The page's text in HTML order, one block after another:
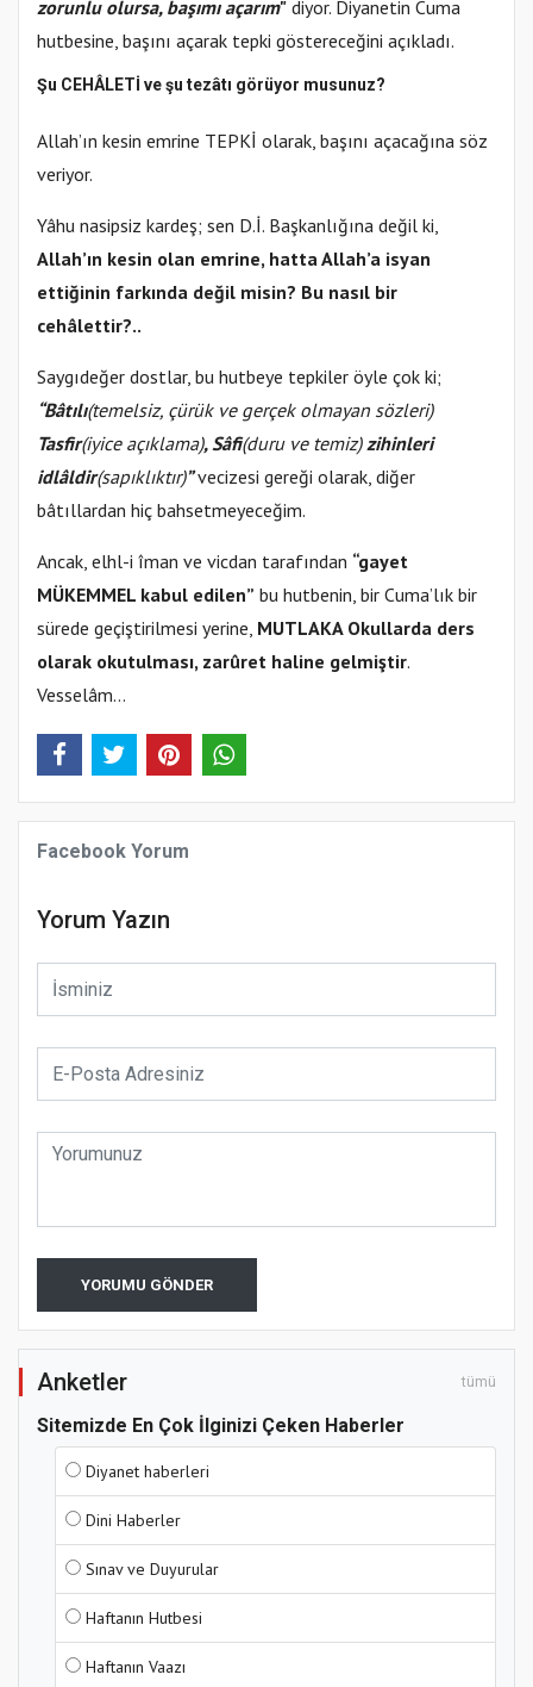
zorunlu olursa, başımı açarım" diyor. Diyanetin Cuma
hutbesine, başını açarak tepki göstereceğini açıkladı.
Şu CEHÂLETİ ve şu tezâtı görüyor musunuz?
Allah’ın kesin emrine TEPKİ olarak, başını açacağına söz
veriyor.
Yâhu nasipsiz kardeş; sen D.İ. Başkanlığına değil ki,
Allah’ın kesin olan emrine, hatta Allah’a isyan
ettiğinin farkında değil misin? Bu nasıl bir
cehâlettir?..
Saygıdeğer dostlar, bu hutbeye tepkiler öyle çok ki;
“Bâtılı(temelsiz, çürük ve gerçek olmayan sözleri)
Tasfir(iyice açıklama), Sâfi(duru ve temiz)zihinleri
idlâldir(sapıklıktır)”vecizesi gereği olarak, diğer
bâtıllardan hiç bahsetmeyeceğim.
Ancak, elhl-i îman ve vicdan tarafından “gayet
MÜKEMMEL kabul edilen” bu hutbenin, bir Cuma’lık bir
sürede geçiştirilmesi yerine, MUTLAKA Okullarda ders
olarak okutulması, zarûret haline gelmiştir.
Vesselâm…
Facebook Yorum
Yorum Yazın
YORUMU GÖNDER
Anketler tümü
Sitemizde En Çok İlginizi Çeken Haberler
Diyanet haberleri
Dini Haberler
Sınav ve Duyurular
Haftanın Hutbesi
Haftanın Vaazı